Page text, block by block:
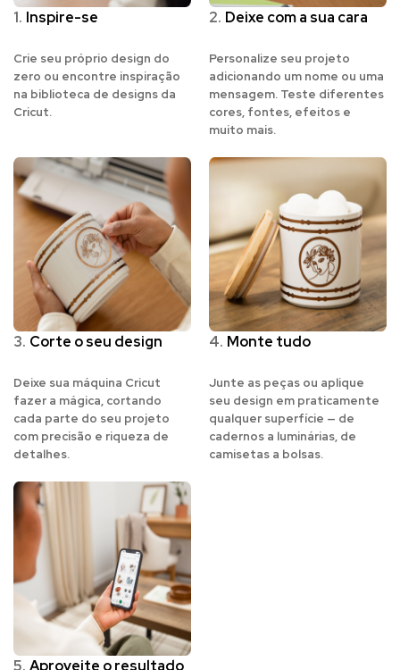
1. Inspire-se
Crie seu próprio design do
zero ou encontre inspiração
na biblioteca de designs da
Cricut.
2. Deixe com a sua cara
Personalize seu projeto
adicionando um nome ou uma
mensagem. Teste diferentes
cores, fontes, efeitos e
muito mais.
3. Corte o seu design
Deixe sua máquina Cricut
fazer a mágica, cortando
cada parte do seu projeto
com precisão e riqueza de
detalhes.
4. Monte tudo
Junte as peças ou aplique
seu design em praticamente
qualquer superfície — de
cadernos a luminárias, de
camisetas a bolsas.
5. Aproveite o resultado